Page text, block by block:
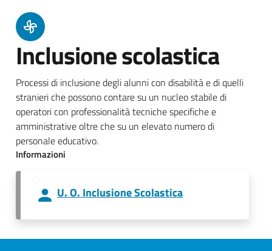
Inclusione scolastica
Processi di inclusione degli alunni con disabilità e di quelli
stranieri che possono contare su un nucleo stabile di
operatori con professionalità tecniche specifiche e
amministrative oltre che su un elevato numero di
personale educativo.
Informazioni
U. O. Inclusione Scolastica